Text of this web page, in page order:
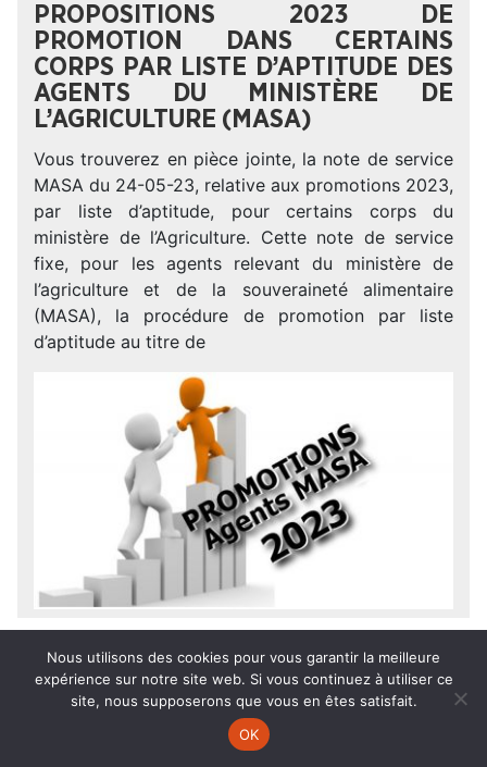
PROPOSITIONS 2023 DE
PROMOTION DANS CERTAINS
CORPS PAR LISTE D’APTITUDE DES
AGENTS DU MINISTÈRE DE
L’AGRICULTURE (MASA)
Vous trouverez en pièce jointe, la note de service
MASA du 24-05-23, relative aux promotions 2023,
par liste d’aptitude, pour certains corps du
ministère de l’Agriculture. Cette note de service
fixe, pour les agents relevant du ministère de
l’agriculture et de la souveraineté alimentaire
(MASA), la procédure de promotion par liste
d’aptitude au titre de
9 Mai.2023
CAMPAGNE DE MODULATION
INDEMNITAIRE CONCERNANT
Nous utilisons des cookies pour vous garantir la meilleure
expérience sur notre site web. Si vous continuez à utiliser ce
site, nous supposerons que vous en êtes satisfait.
OK